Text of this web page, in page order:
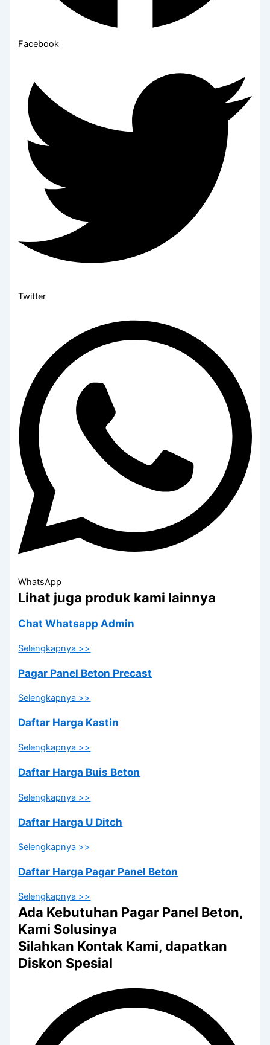
Facebook
Twitter
WhatsApp
Lihat juga produk kami lainnya
Chat Whatsapp Admin
Selengkapnya >>
Pagar Panel Beton Precast
Selengkapnya >>
Daftar Harga Kastin
Selengkapnya >>
Daftar Harga Buis Beton
Selengkapnya >>
Daftar Harga U Ditch
Selengkapnya >>
Daftar Harga Pagar Panel Beton
Selengkapnya >>
Ada Kebutuhan Pagar Panel Beton,
Kami Solusinya
Silahkan Kontak Kami, dapatkan
Diskon Spesial